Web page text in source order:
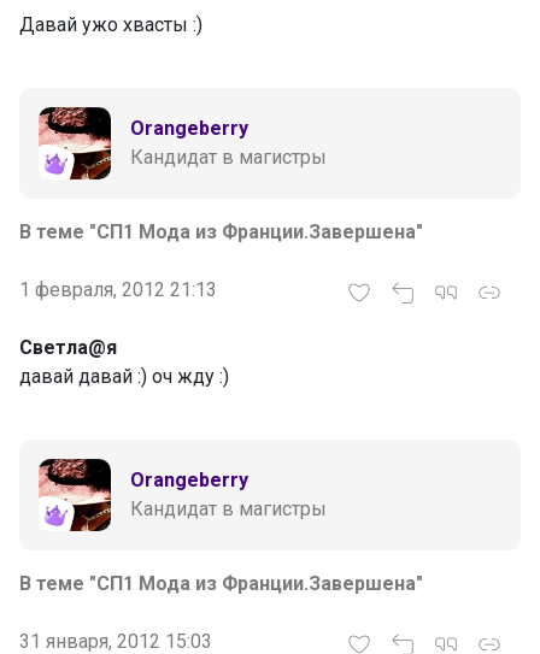
Давай ужо хвасты :)
Orangeberry
Кандидат в магистры
В теме "СП1 Мода из Франции.Завершена"
1 февраля, 2012 21:13
Светла@я
давай давай :) оч жду :)
Orangeberry
Кандидат в магистры
В теме "СП1 Мода из Франции.Завершена"
31 января, 2012 15:03